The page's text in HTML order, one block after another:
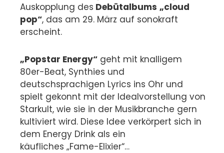
Auskopplung des Debütalbums „cloud
pop“, das am 29. März auf sonokraft
erscheint.
„Popstar Energy“ geht mit knalligem
80er-Beat, Synthies und
deutschsprachigen Lyrics ins Ohr und
spielt gekonnt mit der Idealvorstellung von
Starkult, wie sie in der Musikbranche gern
kultiviert wird. Diese Idee verkörpert sich in
dem Energy Drink als ein
käufliches „Fame-Elixier“…